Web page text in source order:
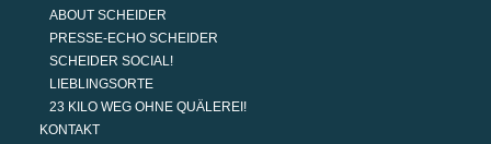
ABOUT SCHEIDER
PRESSE-ECHO SCHEIDER
SCHEIDER SOCIAL!
LIEBLINGSORTE
23 KILO WEG OHNE QUÄLEREI!
KONTAKT